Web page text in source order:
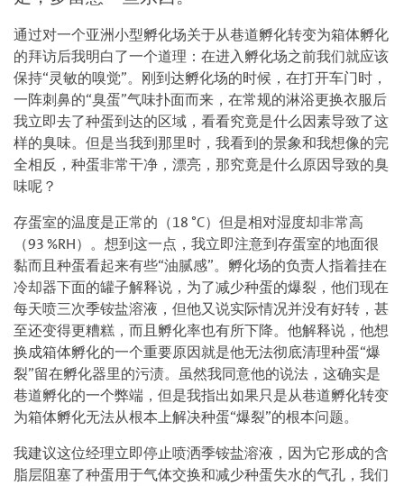
通过对一个亚洲小型孵化场关于从巷道孵化转变为箱体孵化
的拜访后我明白了一个道理：在进入孵化场之前我们就应该
保持“灵敏的嗅觉”。刚到达孵化场的时候，在打开车门时，
一阵刺鼻的“臭蛋”气味扑面而来，在常规的淋浴更换衣服后
我立即去了种蛋到达的区域，看看究竟是什么因素导致了这
样的臭味。但是当我到那里时，我看到的景象和我想像的完
全相反，种蛋非常干净，漂亮，那究竟是什么原因导致的臭
味呢？
存蛋室的温度是正常的（18 °C）但是相对湿度却非常高
（93 %RH）。想到这一点，我立即注意到存蛋室的地面很
黏而且种蛋看起来有些“油腻感”。孵化场的负责人指着挂在
冷却器下面的罐子解释说，为了减少种蛋的爆裂，他们现在
每天喷三次季铵盐溶液，但他又说实际情况并没有好转，甚
至还变得更糟糕，而且孵化率也有所下降。他解释说，他想
换成箱体孵化的一个重要原因就是他无法彻底清理种蛋“爆
裂”留在孵化器里的污渍。虽然我同意他的说法，这确实是
巷道孵化的一个弊端，但是我指出如果只是从巷道孵化转变
为箱体孵化无法从根本上解决种蛋“爆裂”的根本问题。
我建议这位经理立即停止喷洒季铵盐溶液，因为它形成的含
脂层阻塞了种蛋用于气体交换和减少种蛋失水的气孔，我们